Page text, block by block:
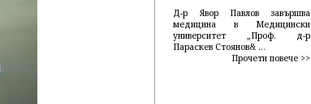
Д-р Явор Павлов завършва
медицина в Медицински
университет „Проф. д-р
Параскев Стоянов& ...
Прочети повече >>